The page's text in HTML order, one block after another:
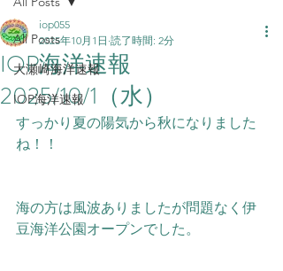
All Posts
大瀬崎海洋速報
IOP海洋速報
IOP海洋速報
2025/10/1（水）
iop055
2025年10月1日 読了時間: 2分
すっかり夏の陽気から秋になりました
ね！！
海の方は風波ありましたが問題なく伊
豆海洋公園オープンでした。